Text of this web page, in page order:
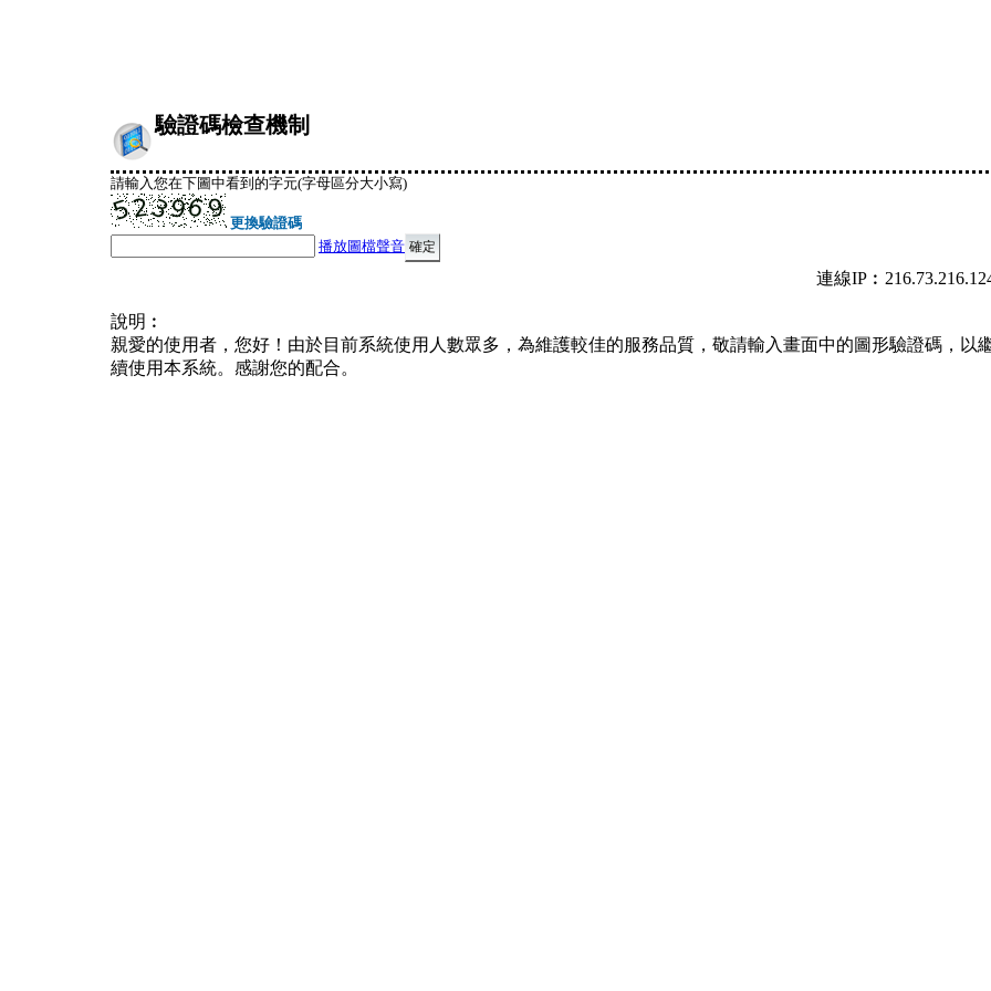
驗證碼檢查機制
請輸入您在下圖中看到的字元(字母區分大小寫)
更換驗證碼
播放圖檔聲音
連線
說明︰
親愛的使用者，您好！由於目前系統使用人數眾多，為維護較佳的服務品質，敬請輸入畫面中的圖形驗證碼，以
續使用本系統。感謝您的配合。